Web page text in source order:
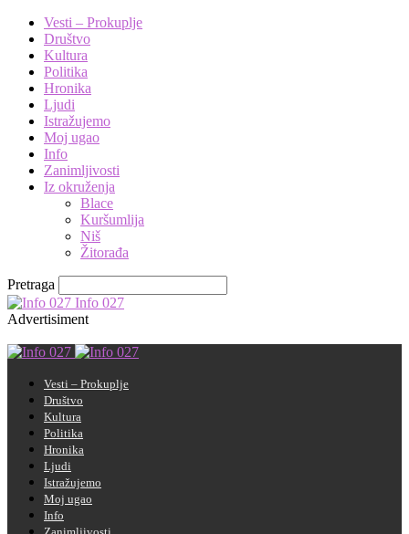
Vesti – Prokuplje
Društvo
Kultura
Politika
Hronika
Ljudi
Istražujemo
Moj ugao
Info
Zanimljivosti
Iz okruženja
Blace
Kuršumlija
Niš
Žitorađa
Pretraga
Info 027
Advertisiment
Vesti – Prokuplje
Društvo
Kultura
Politika
Hronika
Ljudi
Istražujemo
Moj ugao
Info